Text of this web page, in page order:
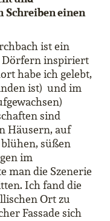
Schreiben einen
ist ein
Dörfern inspiriert
habe ich gelebt,
ist) und im
sind
Häusern, auf
süßen
im
man die Szenerie
Ich fand die
Ort zu
Fassade sich